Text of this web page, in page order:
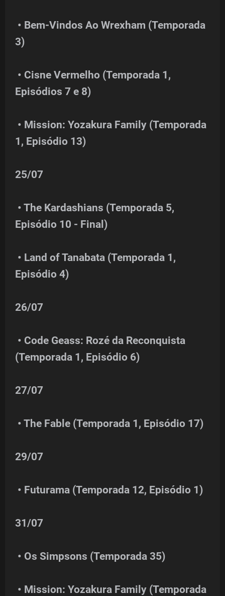
• Bem-Vindos Ao Wrexham (Temporada
3)
• Cisne Vermelho (Temporada 1,
Episódios 7 e 8)
• Mission: Yozakura Family (Temporada
1, Episódio 13)
25/07
• The Kardashians (Temporada 5,
Episódio 10 - Final)
• Land of Tanabata (Temporada 1,
Episódio 4)
26/07
• Code Geass: Rozé da Reconquista
(Temporada 1, Episódio 6)
27/07
• The Fable (Temporada 1, Episódio 17)
29/07
• Futurama (Temporada 12, Episódio 1)
31/07
• Os Simpsons (Temporada 35)
• Mission: Yozakura Family (Temporada